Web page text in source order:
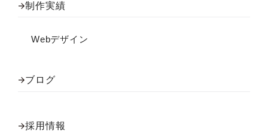
制作実績
Webデザイン
ブログ
採用情報